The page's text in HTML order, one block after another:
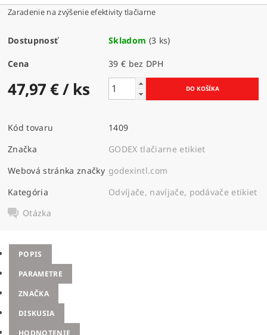
Zaradenie na zvýšenie efektivity tlačiarne
Dostupnosť Skladom (3 ks)
Cena 39 € bez DPH
47,97 €/ ks
Kód tovaru
1409
Značka
GODEX tlačiarne etikiet
Webová stránka značky godexintl.com
Kategória
Odvíjače, navíjače, podávače etikiet
Otázka
POPIS
PARAMETRE
ZNAČKA
DISKUSIA
HODNOTENIE